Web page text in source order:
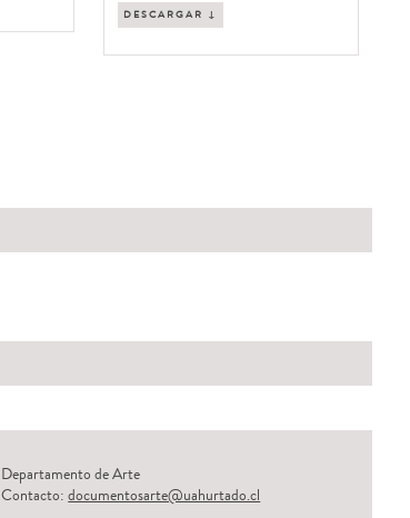
DESCARGAR ↓
Departamento de Arte
Contacto:documentosarte@uahurtado.cl